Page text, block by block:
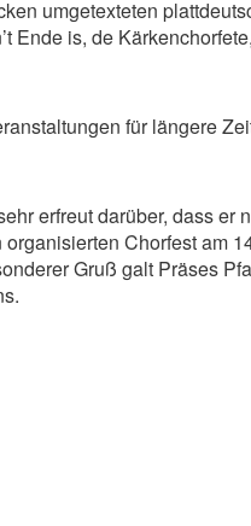
umgetexteten
Ende is, de
für längere
erfreut darüber, dass er
Chorfest am
Gruß galt Präses